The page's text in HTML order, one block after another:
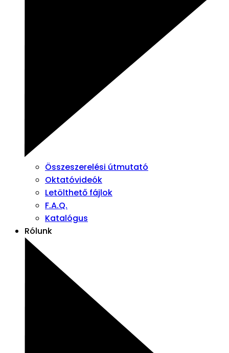
Összeszerelési útmutató
Oktatóvideók
Letölthető fájlok
F.A.Q.
Katalógus
Rólunk